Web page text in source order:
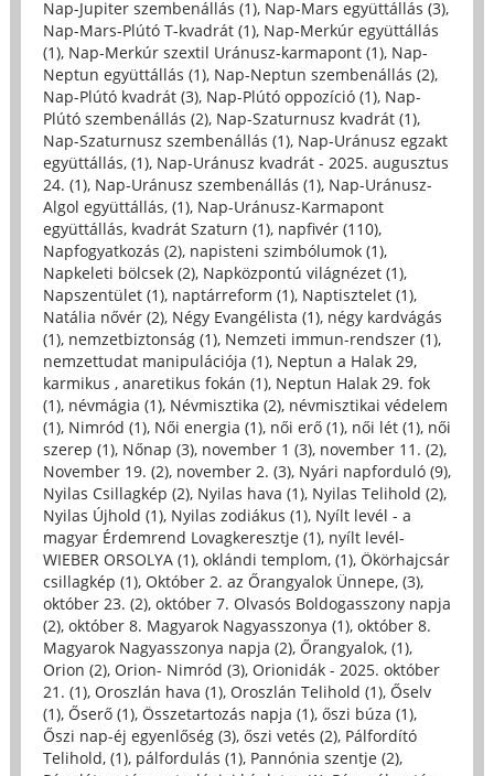
Nap-Jupiter szembenállás (1), Nap-Mars együttállás (3),
Nap-Mars-Plútó T-kvadrát (1), Nap-Merkúr együttállás
(1), Nap-Merkúr szextil Uránusz-karmapont (1), Nap-
Neptun együttállás (1), Nap-Neptun szembenállás (2),
Nap-Plútó kvadrát (3), Nap-Plútó oppozíció (1), Nap-
Plútó szembenállás (2), Nap-Szaturnusz kvadrát (1),
Nap-Szaturnusz szembenállás (1), Nap-Uránusz egzakt
együttállás, (1), Nap-Uránusz kvadrát - 2025. augusztus
24. (1), Nap-Uránusz szembenállás (1), Nap-Uránusz-
Algol együttállás, (1), Nap-Uránusz-Karmapont
együttállás, kvadrát Szaturn (1), napfivér (110),
Napfogyatkozás (2), napisteni szimbólumok (1),
Napkeleti bölcsek (2), Napközpontú világnézet (1),
Napszentület (1), naptárreform (1), Naptisztelet (1),
Natália nővér (2), Négy Evangélista (1), négy kardvágás
(1), nemzetbiztonság (1), Nemzeti immun-rendszer (1),
nemzettudat manipulációja (1), Neptun a Halak 29,
karmikus , anaretikus fokán (1), Neptun Halak 29. fok
(1), névmágia (1), Névmisztika (2), névmisztikai védelem
(1), Nimród (1), Női energia (1), női erő (1), női lét (1), női
szerep (1), Nőnap (3), november 1 (3), november 11. (2),
November 19. (2), november 2. (3), Nyári napforduló (9),
Nyilas Csillagkép (2), Nyilas hava (1), Nyilas Telihold (2),
Nyilas Újhold (1), Nyilas zodiákus (1), Nyílt levél - a
magyar Érdemrend Lovagkeresztje (1), nyílt levél-
WIEBER ORSOLYA (1), oklándi templom, (1), Ökörhajcsár
csillagkép (1), Október 2. az Őrangyalok Ünnepe, (3),
október 23. (2), október 7. Olvasós Boldogasszony napja
(2), október 8. Magyarok Nagyasszonya (1), október 8.
Magyarok Nagyasszonya napja (2), Őrangyalok, (1),
Orion (2), Orion- Nimród (3), Orionidák - 2025. október
21. (1), Oroszlán hava (1), Oroszlán Telihold (1), Őselv
(1), Őserő (1), Összetartozás napja (1), őszi búza (1),
Őszi nap-éj egyenlőség (3), őszi vetés (2), Pálfordító
Telihold, (1), pálfordulás (1), Pannónia szentje (2),